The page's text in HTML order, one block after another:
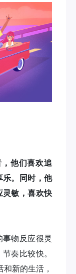
他们喜欢追
乐。同时，他
灵敏，喜欢快
物反应很灵
奏比较快。
新的生活，